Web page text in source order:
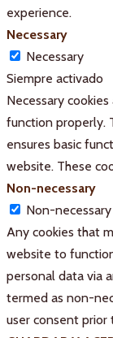
experience.
Necessary
Necessary
Siempre activado
Necessary
function properly.
ensures basic
website. These
Non-necessary
Non-necessary
Any cookies that
website to
personal data via
termed as non-
user consent prior